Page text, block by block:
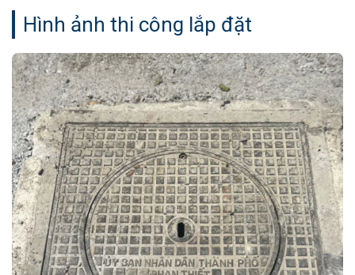
Hình ảnh thi công lắp đặt